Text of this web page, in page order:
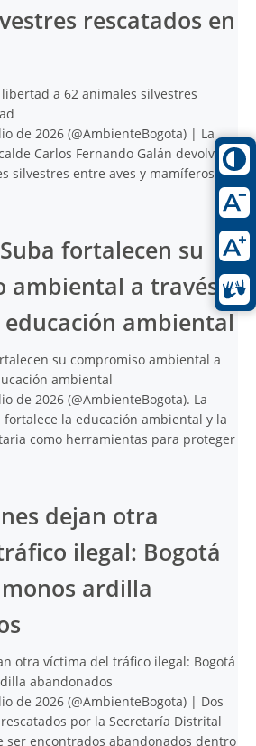
rescatados en
de 2026 (@AmbienteBogota) | La
Carlos Fernando Galán devolvió a
silvestres entre aves y mamíferos,
fortalecen su
ambiental a través
ambiental
de 2026 (@AmbienteBogota). La
la educación ambiental y la
como herramientas para proteger
dejan otra
ilegal: Bogotá
ardilla
de 2026 (@AmbienteBogota) | Dos
por la Secretaría Distrital
ser encontrados abandonados dentro